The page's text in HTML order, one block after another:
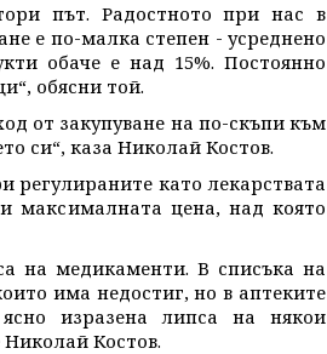
път. Радостното при нас в
е по-малка степен - усреднено
обаче е над 15%. Постоянно
обясни той.
от закупуване на по-скъпи към
си“, каза Николай Костов.
регулираните като лекарствата
максималната цена, над която
на медикаменти. В списъка на
има недостиг, но в аптеките
изразена липса на някои
Костов.